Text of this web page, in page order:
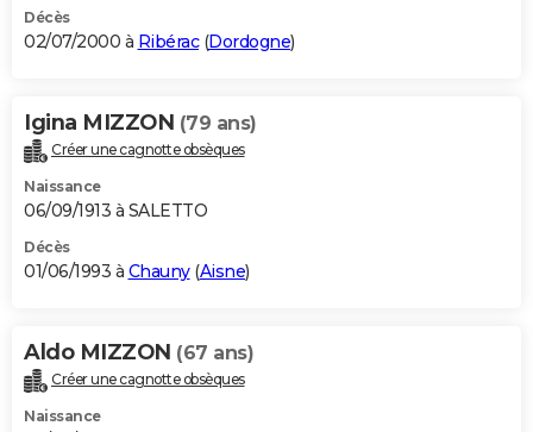
Décès
02/07/2000 à Ribérac(Dordogne)
Igina MIZZON (79 ans)
Créer une cagnotte obsèques
Naissance
06/09/1913 à SALETTO
Décès
01/06/1993 à Chauny(Aisne)
Aldo MIZZON (67 ans)
Créer une cagnotte obsèques
Naissance